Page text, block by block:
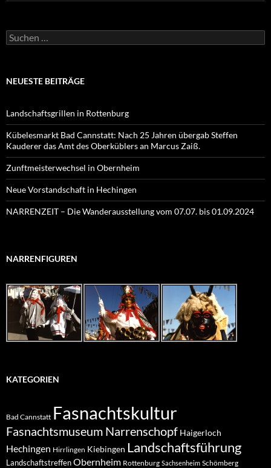
Suchen
nach:
NEUESTE BEITRÄGE
Landschaftsgrillen in Rottenburg
Kübelesmarkt Bad Cannstatt: Nach 25 Jahren übergab Steffen
Kauderer das Amt des Oberküblers an Marcus Zaiß.
Zunftmeisterwechsel in Obernheim
Neue Vorstandschaft in Hechingen
NARRENZEIT – Die Wanderausstellung vom 07.07. bis 01.09.2024
NARRENFIGUREN
KATEGORIEN
Bad Cannstatt Fasnachtskultur
Fasnachtsmuseum Narrenschopf Haigerloch
Hechingen Hirrlingen Kiebingen Landschaftsführung
LandschaftstreffenObernheim Rottenburg Sachsenheim Schömberg